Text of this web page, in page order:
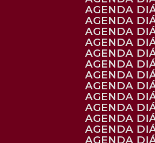
AGENDA
AGENDA
AGENDA
AGENDA
AGENDA
AGENDA
AGENDA
AGENDA
AGENDA
AGENDA
AGENDA
AGENDA
AGENDA